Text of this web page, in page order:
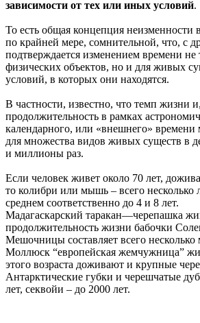
зависимости от тех или иных условий.
То есть общая концепция неизменности
по крайней мере, сомнительной, что, с
подтверждается изменением времени не
физических объектов, но и для живых
условий, в которых они находятся.
В частности, известно, что темп жизни
продолжительность в рамках
календарного, или «внешнего» времени
для множества видов живых существ в
и миллионы раз.
Если человек живет около 70 лет,
то колибри или мышь – всего несколько
среднем соответственно до 4 и 8 лет.
Мадагаскарский таракан—черепашка
продолжительность жизни бабочки
Мешочницы составляет всего несколько
Моллюск “европейская жемчужница”
этого возраста доживают и крупные
Антарктические губки и черешчатые
лет, секвойи – до 2000 лет.